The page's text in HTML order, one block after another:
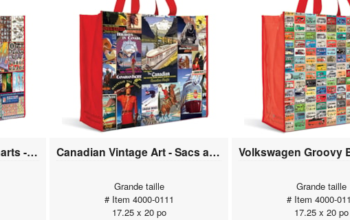
Educational & Hobby Charts - Sacs artistiques Canadian Vintage Art - Sacs artistiques
Grande taille
# Item 4000-0111
17.25 x 20 po
Grande taille
# Item 4000-
17.25 x 20 po